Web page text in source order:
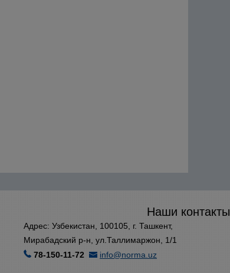
Наши контакты
Адрес: Узбекистан, 100105, г. Ташкент,
Мирабадский р-н, ул.Таллимаржон, 1/1
78-150-11-72
info@norma.uz